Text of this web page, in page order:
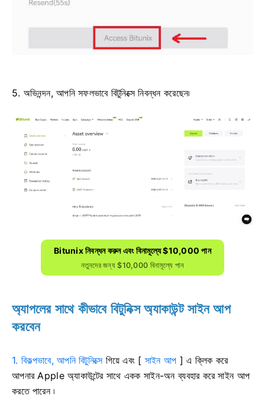
5. অভিনন্দন, আপনি সফলভাবে বিটুনিক্সে নিবন্ধন করেছেন৷
Bitunix নিবন্ধন করুন এবং বিনামূল্যে $10,000 পান
নতুনদের জন্য $10,000 বিনামূল্যে পান
অ্যাপলের সাথে কীভাবে বিটুনিক্স অ্যাকাউন্ট সাইন আপ
করবেন
1. বিকল্পভাবে, আপনি বিটুনিক্সেগিয়ে এবং [ সাইন আপ ] এ ক্লিক করে
আপনার Apple অ্যাকাউন্টের সাথে একক সাইন-অন ব্যবহার করে সাইন আপ
করতে পারেন ৷